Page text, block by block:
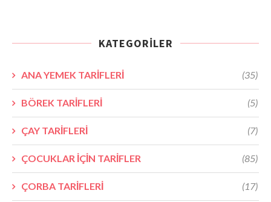
KATEGORILER
ANA YEMEK TARİFLERİ (35)
BÖREK TARİFLERİ (5)
ÇAY TARİFLERİ (7)
ÇOCUKLAR İÇİN TARİFLER (85)
ÇORBA TARİFLERİ (17)